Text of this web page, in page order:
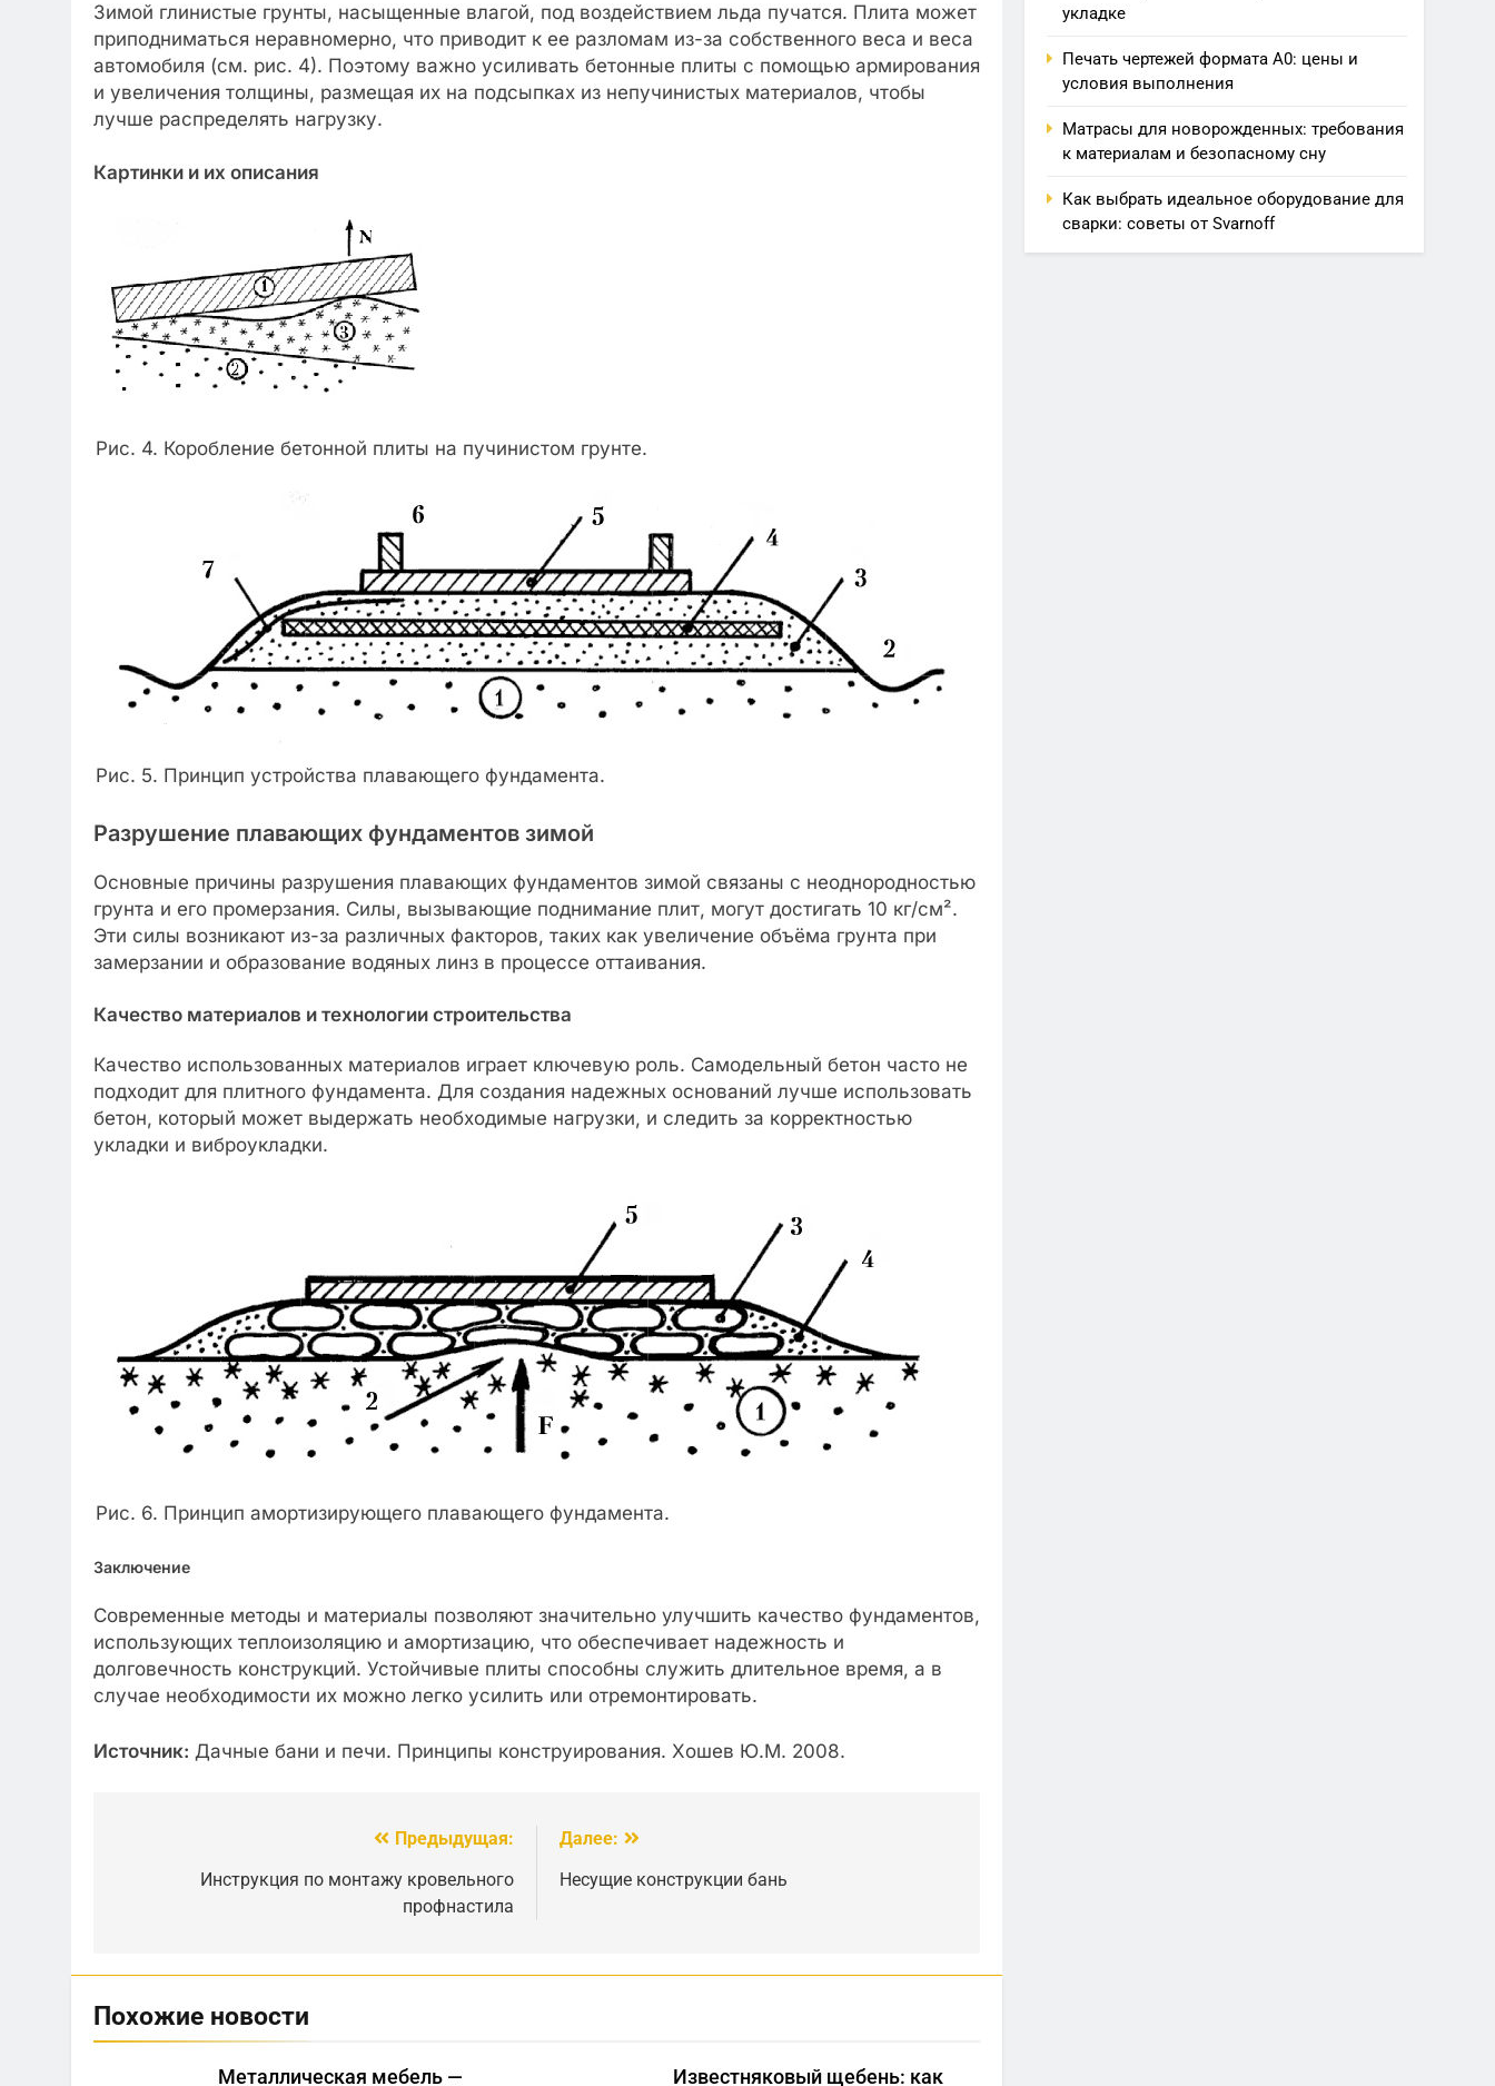
Зимой глинистые грунты, насыщенные влагой, под воздействием льда пучатся. Плита может
приподниматься неравномерно, что приводит к ее разломам из-за собственного веса и веса
автомобиля (см. рис. 4). Поэтому важно усиливать бетонные плиты с помощью армирования
и увеличения толщины, размещая их на подсыпках из непучинистых материалов, чтобы
лучше распределять нагрузку.
Картинки и их описания
Рис. 4. Коробление бетонной плиты на пучинистом грунте.
Рис. 5. Принцип устройства плавающего фундамента.
Разрушение плавающих фундаментов зимой
Основные причины разрушения плавающих фундаментов зимой связаны с неоднородностью
грунта и его промерзания. Силы, вызывающие поднимание плит, могут достигать 10 кг/см².
Эти силы возникают из-за различных факторов, таких как увеличение объёма грунта при
замерзании и образование водяных линз в процессе оттаивания.
Качество материалов и технологии строительства
Качество использованных материалов играет ключевую роль. Самодельный бетон часто не
подходит для плитного фундамента. Для создания надежных оснований лучше использовать
бетон, который может выдержать необходимые нагрузки, и следить за корректностью
укладки и виброукладки.
Рис. 6. Принцип амортизирующего плавающего фундамента.
Заключение
Современные методы и материалы позволяют значительно улучшить качество фундаментов,
использующих теплоизоляцию и амортизацию, что обеспечивает надежность и
долговечность конструкций. Устойчивые плиты способны служить длительное время, а в
случае необходимости их можно легко усилить или отремонтировать.
Источник: Дачные бани и печи. Принципы конструирования. Хошев Ю.М. 2008.
Предыдущая:
Инструкция по монтажу кровельного
профнастила
Далее:
Несущие конструкции бань
Похожие новости
Металлическая мебель — Известняковый щебень: как
укладке
Печать чертежей формата А0: цены и
условия выполнения
Матрасы для новорожденных: требования
к материалам и безопасному сну
Как выбрать идеальное оборудование для
сварки: советы от Svarnoff